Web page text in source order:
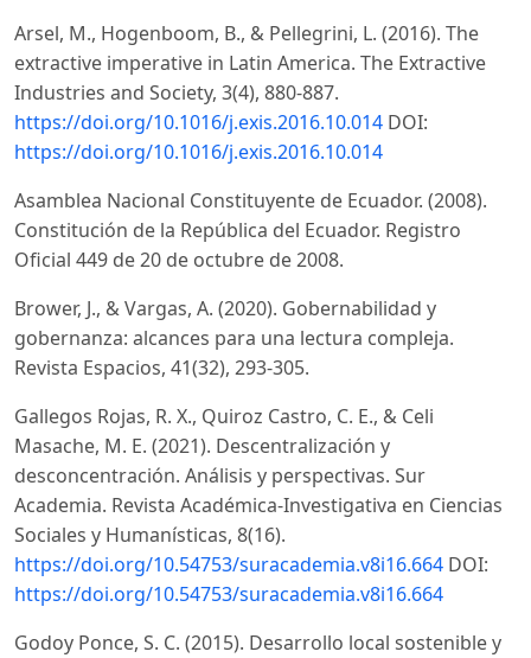
Arsel, M., Hogenboom, B., & Pellegrini, L. (2016). The
extractive imperative in Latin America. The Extractive
Industries and Society, 3(4), 880-887.
https://doi.org/10.1016/j.exis.2016.10.014 DOI:
https://doi.org/10.1016/j.exis.2016.10.014
Asamblea Nacional Constituyente de Ecuador. (2008).
Constitución de la República del Ecuador. Registro
Oficial 449 de 20 de octubre de 2008.
Brower, J., & Vargas, A. (2020). Gobernabilidad y
gobernanza: alcances para una lectura compleja.
Revista Espacios, 41(32), 293-305.
Gallegos Rojas, R. X., Quiroz Castro, C. E., & Celi
Masache, M. E. (2021). Descentralización y
desconcentración. Análisis y perspectivas. Sur
Academia. Revista Académica-Investigativa en Ciencias
Sociales y Humanísticas, 8(16).
https://doi.org/10.54753/suracademia.v8i16.664 DOI:
https://doi.org/10.54753/suracademia.v8i16.664
Godoy Ponce, S. C. (2015). Desarrollo local sostenible y